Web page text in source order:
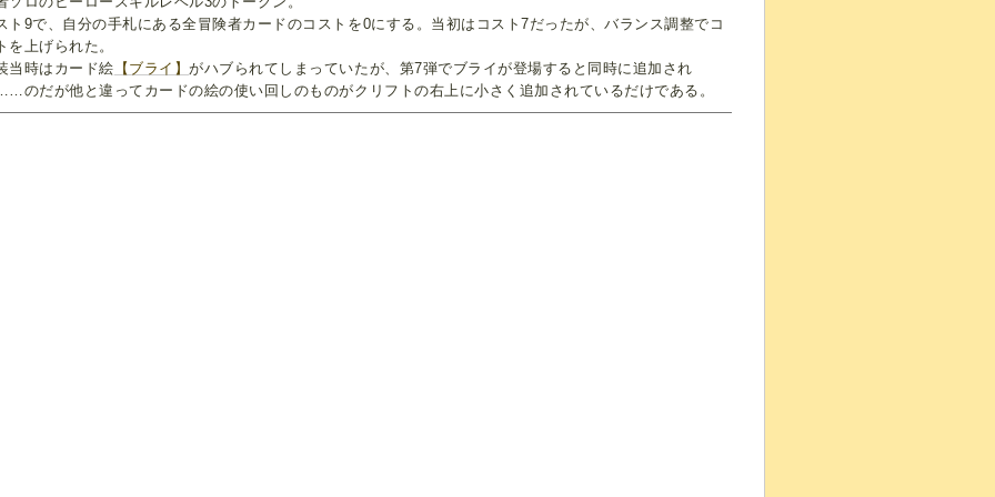
ト9で、自分の手札にある全冒険者カードのコストを0にする。当初はコスト7だったが、バランス調整でコ
を上げられた。
当時はカード絵 【ブライ】がハブられてしまっていたが、第7弾でブライが登場すると同時に追加され
のだが他と違ってカードの絵の使い回しのものがクリフトの右上に小さく追加されているだけである。